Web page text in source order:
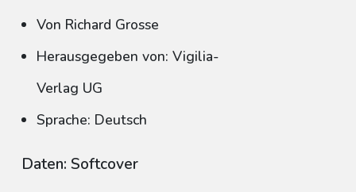
Von Richard Grosse
Herausgegeben von: Vigilia-
Verlag UG
Sprache: Deutsch
Daten: Softcover